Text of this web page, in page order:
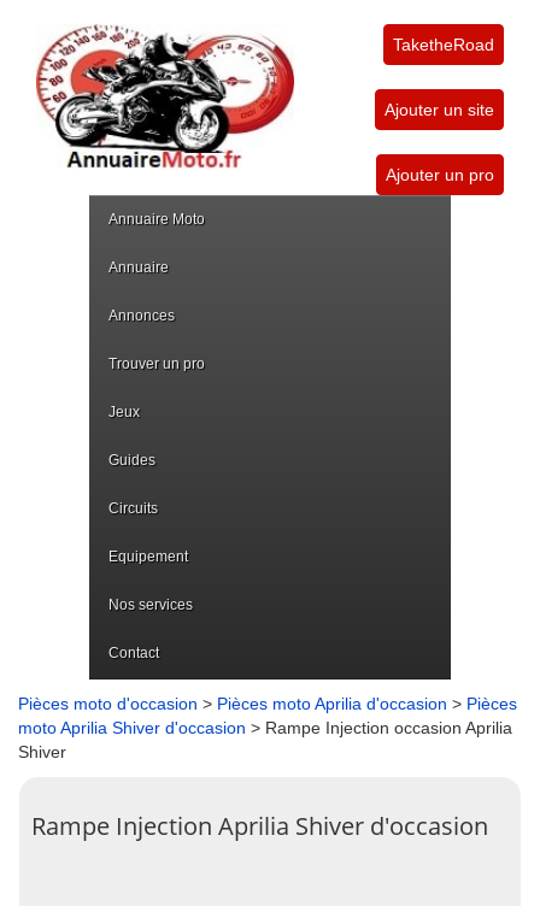
TaketheRoad
Ajouter un site
Ajouter un pro
Annuaire Moto
Annuaire
Annonces
Trouver un pro
Jeux
Guides
Circuits
Equipement
Nos services
Contact
Pièces moto d'occasion > Pièces moto Aprilia d'occasion > Pièces
moto Aprilia Shiver d'occasion > Rampe Injection occasion Aprilia
Shiver
Rampe Injection Aprilia Shiver d'occasion